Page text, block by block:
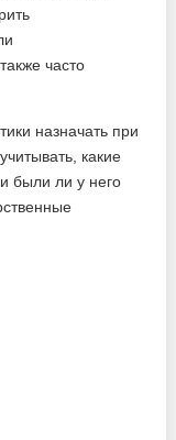
часто
назначать при
какие
были ли у него